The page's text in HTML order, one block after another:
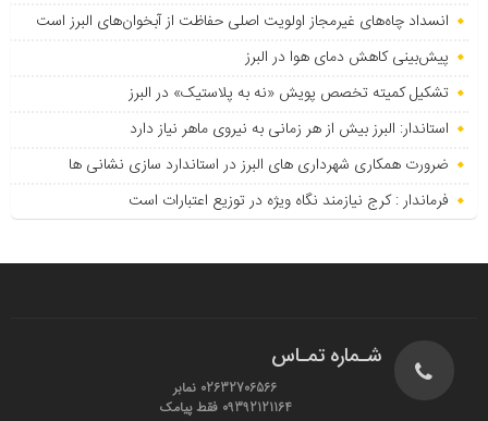
انسداد چاه‌های غیرمجاز اولویت اصلی حفاظت از آبخوان‌های البرز است
پیش‌بینی کاهش دمای هوا در البرز
تشکیل کمیته تخصص پویش «نه به پلاستیک» در البرز
استاندار: البرز بیش از هر زمانی به نیروی ماهر نیاز دارد
ضرورت همکاری شهرداری های البرز در استاندارد سازی نشانی ها
فرماندار : کرج نیازمند نگاه ویژه در توزیع اعتبارات است
شـماره تمـاس
02632706566 نمابر
09392121164 فقط پیامک